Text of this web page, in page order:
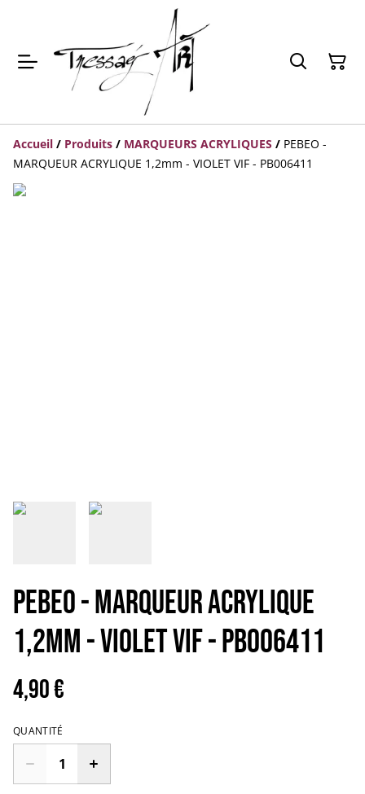
Accueil / Produits / MARQUEURS ACRYLIQUES / PEBEO -
MARQUEUR ACRYLIQUE 1,2mm - VIOLET VIF - PB006411
PEBEO - MARQUEUR ACRYLIQUE
1,2mm - VIOLET VIF - PB006411
4,90 €
QUANTITÉ